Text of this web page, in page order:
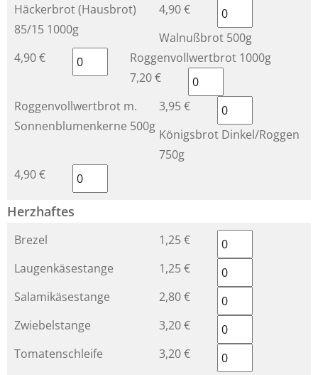
Häckerbrot (Hausbrot)
85/15 1000g
4,90 €
Walnußbrot 500g
4,90 €
Roggenvollwertbrot 1000g
7,20 €
Roggenvollwertbrot m.
Sonnenblumenkerne 500g
3,95 €
Königsbrot Dinkel/Roggen
750g
4,90 €
Herzhaftes
Brezel
1,25 €
Laugenkäsestange
1,25 €
Salamikäsestange
2,80 €
Zwiebelstange
3,20 €
Tomatenschleife
3,20 €